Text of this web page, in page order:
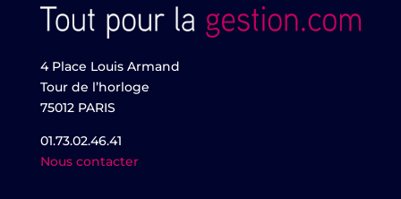
4 Place Louis Armand
Tour de l’horloge
75012 PARIS
01.73.02.46.41
Nous contacter